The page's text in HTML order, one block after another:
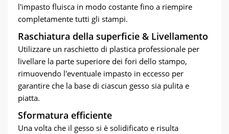
l'impasto fluisca in modo costante fino a riempire
completamente tutti gli stampi.
Raschiatura della superficie & Livellamento
Utilizzare un raschietto di plastica professionale per
livellare la parte superiore dei fori dello stampo,
rimuovendo l'eventuale impasto in eccesso per
garantire che la base di ciascun gesso sia pulita e
piatta.
Sformatura efficiente
Una volta che il gesso si è solidificato e risulta